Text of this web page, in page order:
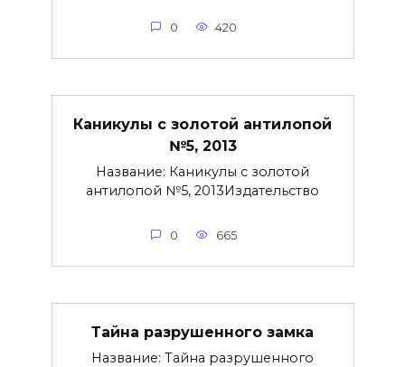
0 420
Каникулы с золотой антилопой
№5, 2013
Название: Каникулы с золотой
антилопой №5, 2013Издательство
0 665
Тайна разрушенного замка
Название: Тайна разрушенного